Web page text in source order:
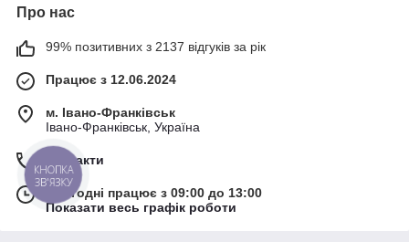
Про нас
99% позитивних з 2137 відгуків за рік
Працює з 12.06.2024
м. Івано-Франківськ
Івано-Франківськ, Україна
Контакти
Сьогодні працює з 09:00 до 13:00
Показати весь графік роботи
КНОПКА
ЗВ'ЯЗКУ